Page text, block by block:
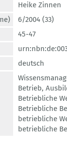
Heike Zinnen
6/2004 (33)
45-47
deutsch
Betrieb,
Betriebliche
Betriebliche
betriebliche
betriebliche